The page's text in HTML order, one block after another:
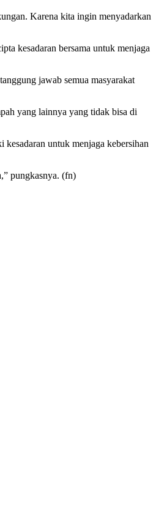
Karena kita ingin menyadarkan
kesadaran bersama untuk menjaga
jawab semua masyarakat
yang lainnya yang tidak bisa di
untuk menjaga kebersihan
pungkasnya. (fn)